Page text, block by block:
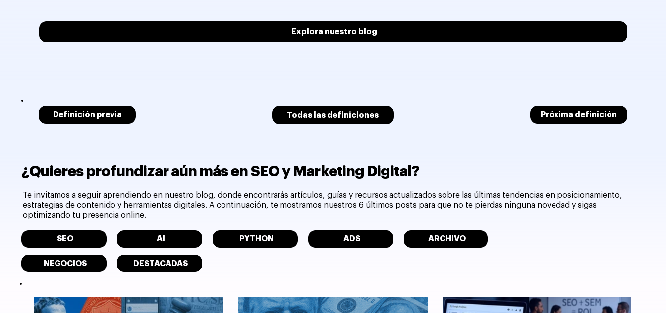
Explora nuestro blog
Definición previa Todas las definiciones Próxima definición
¿Quieres profundizar aún más en SEO y Marketing Digital?
Te invitamos a seguir aprendiendo en nuestro blog, donde encontrarás artículos, guías y recursos actualizados sobre las últimas tendencias en posicionamiento,
estrategias de contenido y herramientas digitales. A continuación, te mostramos nuestros 6 últimos posts para que no te pierdas ninguna novedad y sigas
optimizando tu presencia online.
SEO AI PYTHON ADS ARCHIVO
NEGOCIOS DESTACADAS